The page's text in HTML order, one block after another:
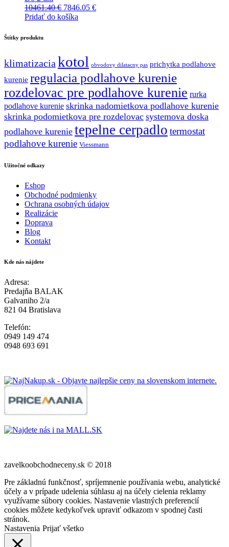
10461.40€ Pôvodná
cena
7846.05 €Aktuálna
Pridať do košíka
Štítky produktu
klimatizacia kotol obvodovy dilatacny pas prichytka podlahove
kurenie regulacia podlahove kurenie
rozdelovac pre podlahove kurenie rurka
podlahove kurenie skrinka nadomietkova podlahove kurenie
skrinka podomietkova pre rozdelovac systemova doska
podlahove kurenie tepelne cerpadlo termostat
podlahove kurenie Viessmann
Užitočné odkazy
Eshop
Obchodné podmienky
Ochrana osobných údajov
Realizácie
Doprava
Blog
Kontakt
Kde nás nájdete
Adresa:
Predajňa BALAK
Galvaniho 2/a
821 04 Bratislava
Telefón:
0949 149 474
0948 693 691
zavelkoobchodneceny.sk © 2018
Pre základnú funkčnosť, spríjemnenie používania webu, analytické
účely a v prípade udelenia súhlasu aj na účely cielenia reklamy
využívame súbory cookies. Nastavenie vlastných preferencií
cookies môžete kedykoľvek upraviť odkazom v spodnej časti
stránok.
Nastavenia Prijať všetko